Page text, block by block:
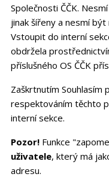
Společnosti ČČK.
jinak šířeny a nesmí
Vstoupit do interní
obdržela
příslušného OS ČČK
Zaškrtnutím
respektováním těchto
interní sekce.
Pozor!Funkce
uživatele, který má
adresu.